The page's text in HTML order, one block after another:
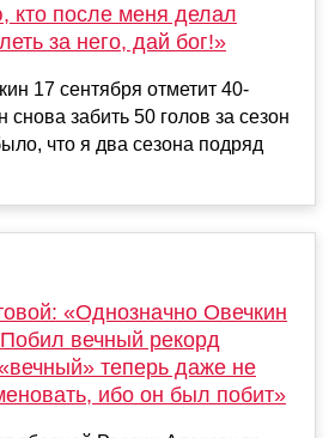
после меня делал
за него, дай бог!»
17 сентября отметит 40-
снова забить 50 голов за сезон
что я два сезона подряд
«Однозначно Овечкин
вечный рекорд
теперь даже не
ибо он был побит»